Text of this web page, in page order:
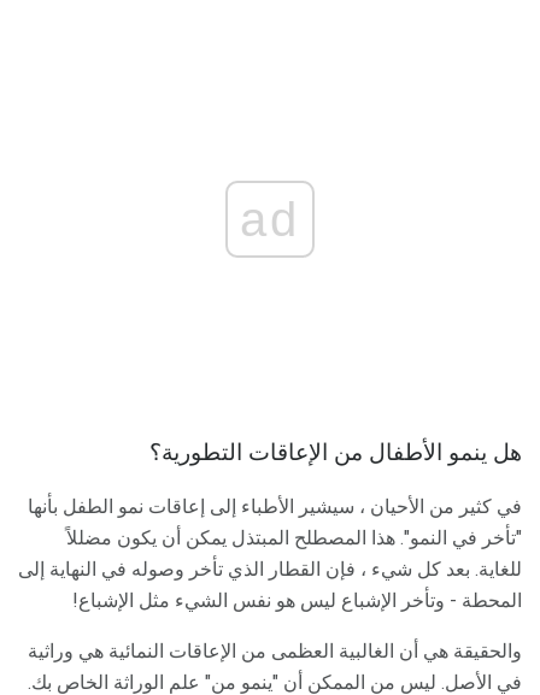
ad
هل ينمو الأطفال من الإعاقات التطورية؟
في كثير من الأحيان ، سيشير الأطباء إلى إعاقات نمو الطفل بأنها
"تأخر في النمو". هذا المصطلح المبتذل يمكن أن يكون مضللاً
للغاية. بعد كل شيء ، فإن القطار الذي تأخر وصوله في النهاية إلى
المحطة - وتأخر الإشباع ليس هو نفس الشيء مثل الإشباع!
والحقيقة هي أن الغالبية العظمى من الإعاقات النمائية هي وراثية
في الأصل. ليس من الممكن أن "ينمو من" علم الوراثة الخاص بك.